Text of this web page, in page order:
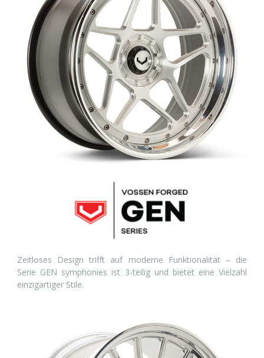
Zeitloses Design trifft auf moderne Funktionalität – die
Serie GEN symphonies ist 3-teilig und bietet eine Vielzahl
einzigartiger Stile.